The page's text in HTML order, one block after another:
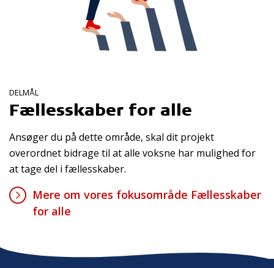
DELMÅL
Fællesskaber for alle
Ansøger du på dette område, skal dit projekt
overordnet bidrage til at alle voksne har mulighed for
at tage del i fællesskaber.
Mere om vores fokusområde Fællesskaber
for alle